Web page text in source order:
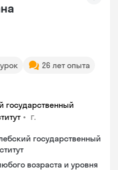
26 лет опыта
государственный
• г.
государственный
возраста и уровня